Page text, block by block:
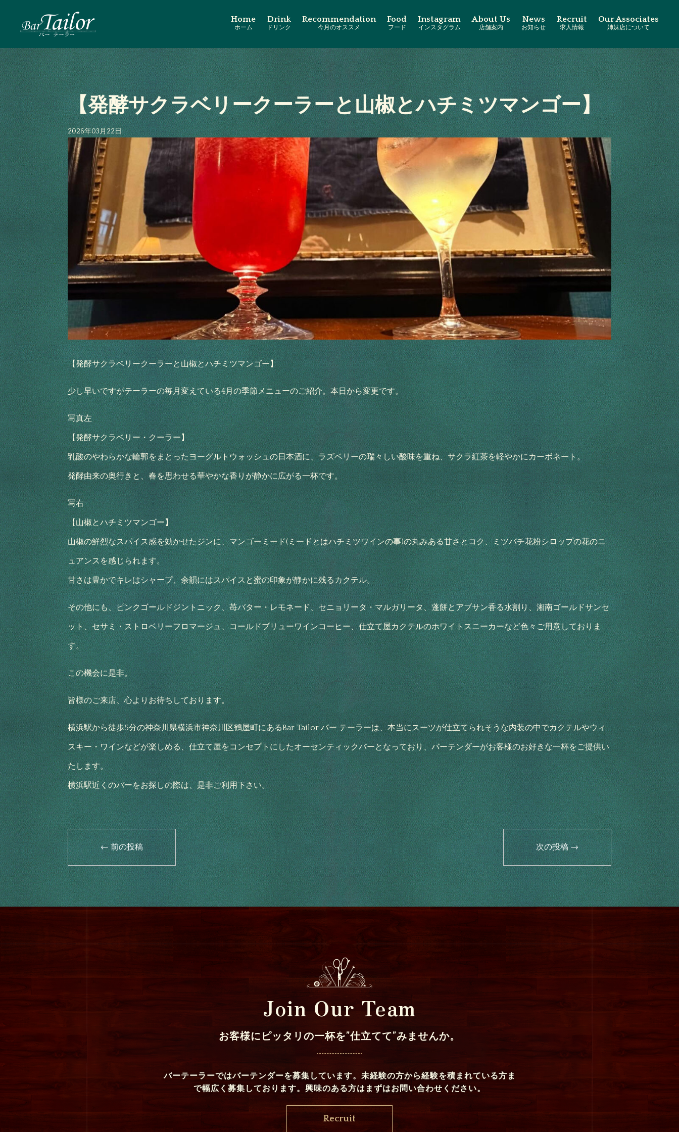
Home
ホーム
Drink
ドリンク
Recommendation
今月のオススメ
Food
フード
Instagram
インスタグラム
About Us
店舗案内
News
お知らせ
Recruit
求人情報
Our Associates
姉妹店について
【発酵サクラベリークーラーと山椒とハチミツマンゴー】
2026年03月22日
【発酵サクラベリークーラーと山椒とハチミツマンゴー】
少し早いですがテーラーの毎月変えている4月の季節メニューのご紹介。本日から変更です。
写真左
【発酵サクラベリー・クーラー】
乳酸のやわらかな輪郭をまとったヨーグルトウォッシュの日本酒に、ラズベリーの瑞々しい酸味を重ね、サクラ紅茶を軽やかにカーボネート。
発酵由来の奥行きと、春を思わせる華やかな香りが静かに広がる一杯です。
写右
【山椒とハチミツマンゴー】
山椒の鮮烈なスパイス感を効かせたジンに、マンゴーミード(ミードとはハチミツワインの事)の丸みある甘さとコク、ミツバチ花粉シロップの花のニ
ュアンスを感じられます。
甘さは豊かでキレはシャープ、余韻にはスパイスと蜜の印象が静かに残るカクテル。
その他にも、ピンクゴールドジントニック、苺バター・レモネード、セニョリータ・マルガリータ、蓬餅とアブサン香る水割り、湘南ゴールドサンセ
ット、セサミ・ストロベリーフロマージュ、コールドブリューワインコーヒー、仕立て屋カクテルのホワイトスニーカーなど色々ご用意しておりま
す。
この機会に是非。
皆様のご来店、心よりお待ちしております。
横浜駅から徒歩5分の神奈川県横浜市神奈川区鶴屋町にあるBar Tailor バー テーラーは、本当にスーツが仕立てられそうな内装の中でカクテルやウィ
スキー・ワインなどが楽しめる、仕立て屋をコンセプトにしたオーセンティックバーとなっており、バーテンダーがお客様のお好きな一杯をご提供い
たします。
横浜駅近くのバーをお探しの際は、是非ご利用下さい。
←前の投稿 次の投稿→
Join Our Team
お客様にピッタリの一杯を”仕立てて”みませんか。
バーテーラーではバーテンダーを募集しています。未経験の方から経験を積まれている方ま
で幅広く募集しております。興味のある方はまずはお問い合わせください。
Recruit